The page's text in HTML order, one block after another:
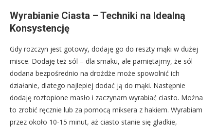
Wyrabianie Ciasta – Techniki na Idealną
Konsystencję
Gdy rozczyn jest gotowy, dodaję go do reszty mąki w dużej
misce. Dodaję też sól – dla smaku, ale pamiętajmy, że sól
dodana bezpośrednio na drożdże może spowolnić ich
działanie, dlatego najlepiej dodać ją do mąki. Następnie
dodaję roztopione masło i zaczynam wyrabiać ciasto. Można
to zrobić ręcznie lub za pomocą miksera z hakiem. Wyrabiam
przez około 10-15 minut, aż ciasto stanie się gładkie,